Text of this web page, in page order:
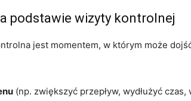
podstawie wizyty kontrolnej
jest momentem, w którym może
(np. zwiększyć przepływ, wydłużyć